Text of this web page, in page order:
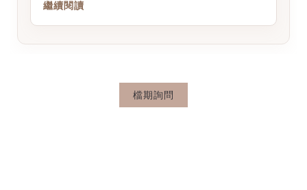
繼續閱讀
檔期詢問